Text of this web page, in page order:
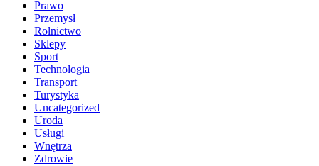
Prawo
Przemysł
Rolnictwo
Sklepy
Sport
Technologia
Transport
Turystyka
Uncategorized
Uroda
Usługi
Wnętrza
Zdrowie